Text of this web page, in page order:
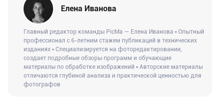
Елена Иванова
Главный редактор команды PicMa — Елена Иванова ▪ Опытный
профессионал с 6-летним стажем публикаций в технических
изданиях ▪ Специализируется на фоторедактировании,
создает подробные обзоры программ и обучающие
материалы по обработке изображений ▪ Авторские материалы
отличаются глубиной анализа и практической ценностью для
фотографов